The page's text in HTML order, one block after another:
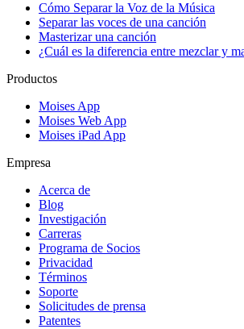
Cómo Separar la Voz de la Música
Separar las voces de una canción
Masterizar una canción
¿Cuál es la diferencia entre mezclar y
Productos
Moises App
Moises Web App
Moises iPad App
Empresa
Acerca de
Blog
Investigación
Carreras
Programa de Socios
Privacidad
Términos
Soporte
Solicitudes de prensa
Patentes